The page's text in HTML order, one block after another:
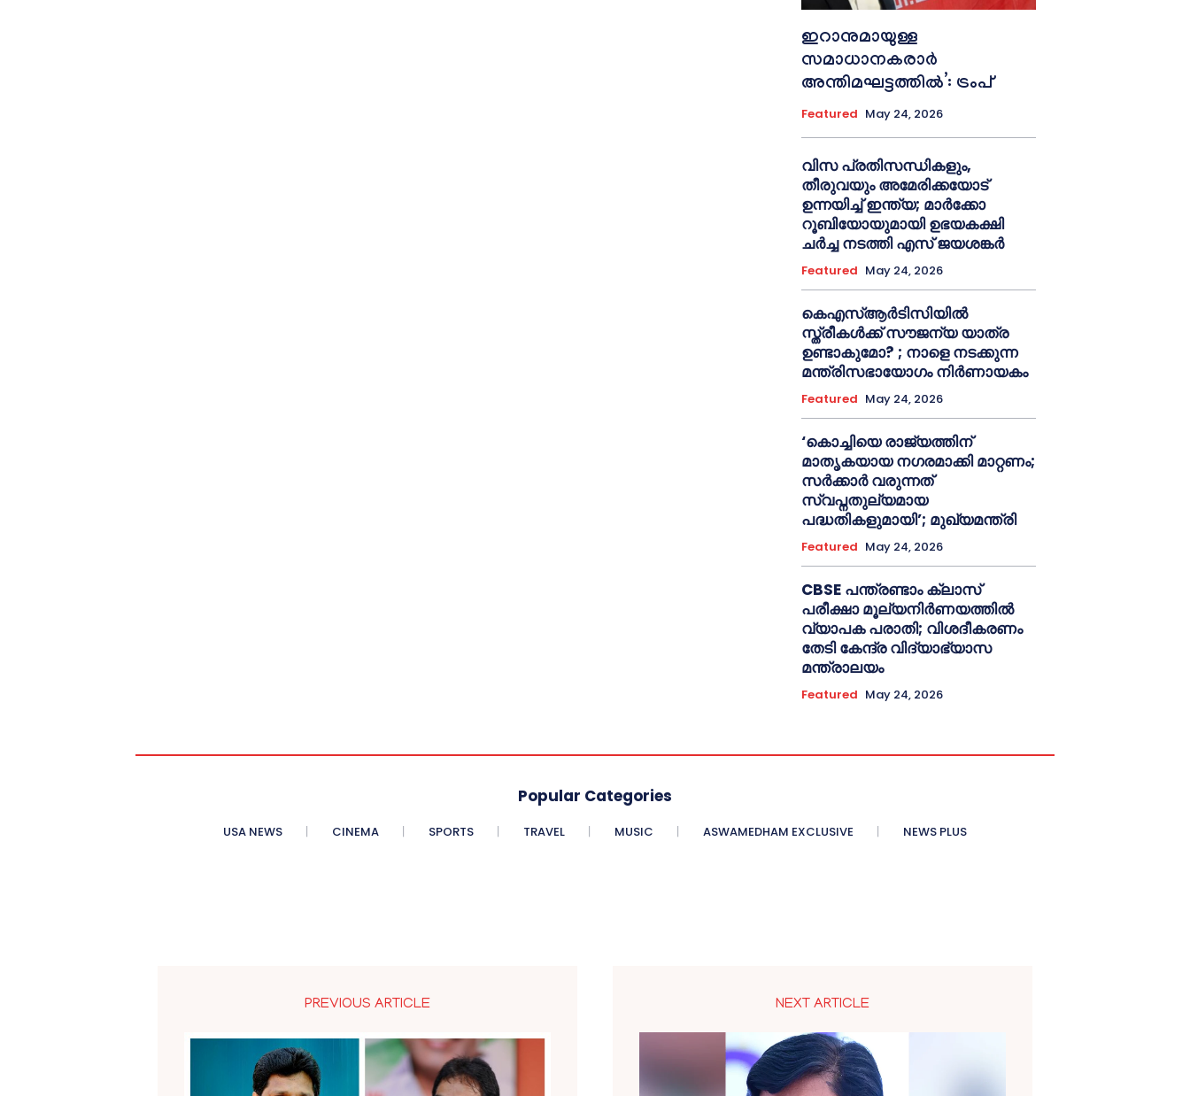
ഇറാനുമായുള്ള
സമാധാനകരാർ
അന്തിമഘട്ടത്തിൽ‌’: ട്രംപ്
Featured May 24, 2026
വിസ പ്രതിസന്ധികളും,
തീരുവയും അമേരിക്കയോട്
ഉന്നയിച്ച് ഇന്ത്യ; മാർക്കോ
റൂബിയോയുമായി ഉഭയകക്ഷി
ചർച്ച നടത്തി എസ് ജയശങ്കർ
Featured May 24, 2026
കെഎസ്ആർടിസിയിൽ
സ്ത്രീകൾക്ക് സൗജന്യ യാത്ര
ഉണ്ടാകുമോ? ; നാളെ നടക്കുന്ന
മന്ത്രിസഭായോഗം നിർണായകം
Featured May 24, 2026
‘കൊച്ചിയെ രാജ്യത്തിന്
മാതൃകയായ നഗരമാക്കി മാറ്റണം;
സർക്കാർ വരുന്നത്
സ്വപ്നതുല്യമായ
പദ്ധതികളുമായി’; മുഖ്യമന്ത്രി
Featured May 24, 2026
CBSE പന്ത്രണ്ടാം ക്ലാസ്
പരീക്ഷാ മൂല്യനിർണയത്തിൽ
വ്യാപക പരാതി; വിശദീകരണം
തേടി കേന്ദ്ര വിദ്യാഭ്യാസ
മന്ത്രാലയം
Featured May 24, 2026
Popular Categories
USA NEWS CINEMA SPORTS TRAVEL MUSIC ASWAMEDHAM EXCLUSIVE NEWS PLUS
PREVIOUS ARTICLE NEXT ARTICLE